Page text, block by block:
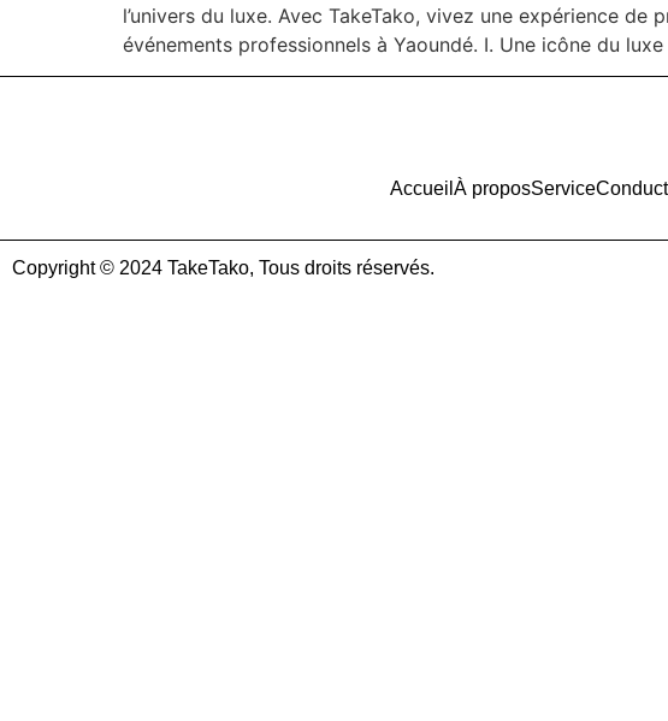
l’univers du luxe. Avec TakeTako, vivez une expérience
événements professionnels à Yaoundé. I. Une icône du
Accueil À proposService
Copyright © 2024 TakeTako, Tous droits réservés.